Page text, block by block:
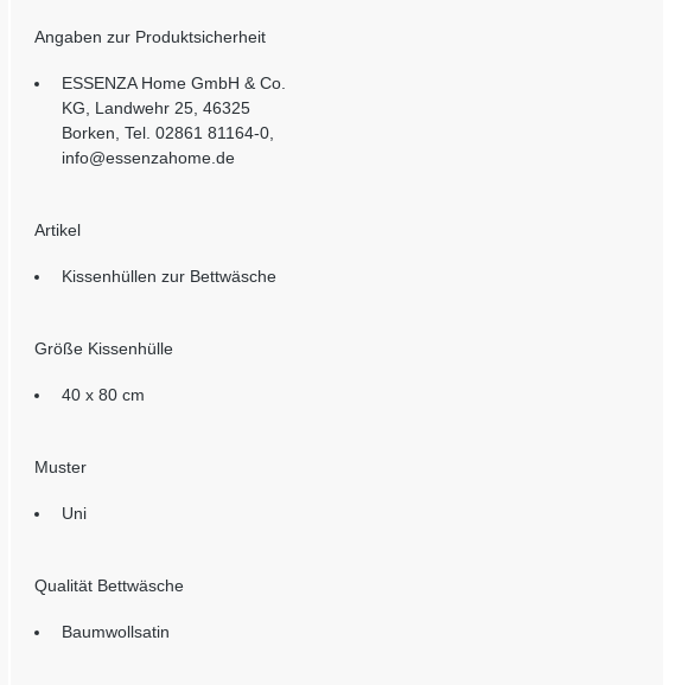
Angaben zur Produktsicherheit
ESSENZA Home GmbH & Co.
KG, Landwehr 25, 46325
Borken, Tel. 02861 81164-0,
info@essenzahome.de
Artikel
Kissenhüllen zur Bettwäsche
Größe Kissenhülle
40 x 80 cm
Muster
Uni
Qualität Bettwäsche
Baumwollsatin